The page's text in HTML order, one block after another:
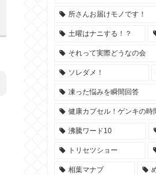
所さんお届けモノです！
土曜はナニする！？
それって実際どうなの会
ソレダメ！
凍った悩みを瞬間回答
健康カプセル！ゲンキの時
沸騰ワード10
トリセツショー
相葉マナブ